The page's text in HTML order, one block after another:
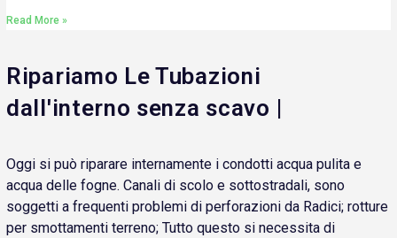
Read More »
Ripariamo Le Tubazioni
dall'interno senza scavo |
Oggi si può riparare internamente i condotti acqua pulita e
acqua delle fogne. Canali di scolo e sottostradali, sono
soggetti a frequenti problemi di perforazioni da Radici; rotture
per smottamenti terreno; Tutto questo si necessita di